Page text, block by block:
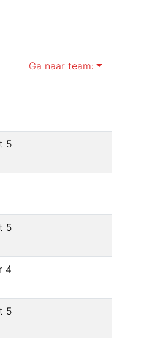
Ga naar team:
5
5
4
5